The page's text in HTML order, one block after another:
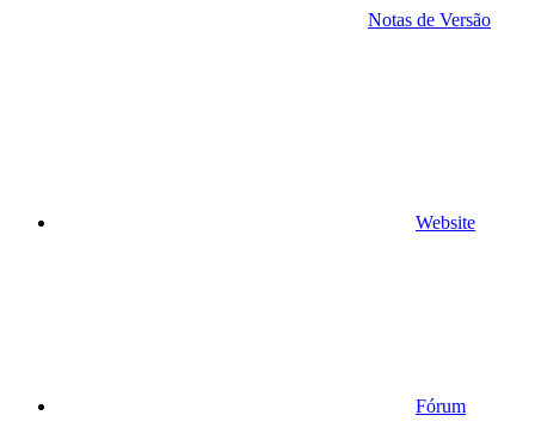
Notas de Versão
Website
Fórum